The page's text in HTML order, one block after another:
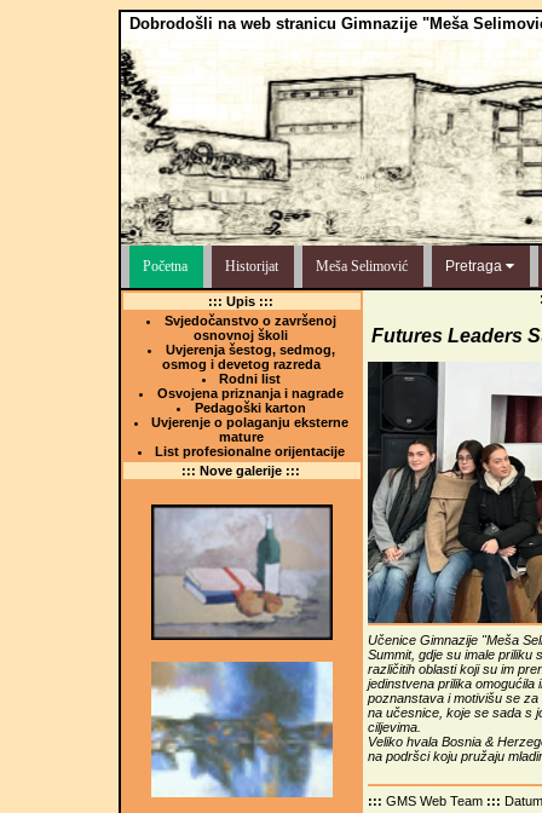
Dobrodošli na web stranicu Gimnazije "Meša
Početna Historijat Meša Selimović Pretraga
::: Upis :::
Svjedočanstvo o završenoj
osnovnoj školi
Uvjerenja šestog, sedmog,
osmog i devetog razreda
Rodni list
Osvojena priznanja i nagrade
Pedagoški karton
Uvjerenje o polaganju eksterne
mature
List profesionalne orijentacije
::: Nove galerije :::
Futures Leaders
Učenice Gimnazije "Meša
Summit, gdje su imale priliku
različitih oblasti koji su im
jedinstvena prilika
poznanstava i motivišu se
na učesnice, koje se sada s
ciljevima.
Veliko hvala Bosnia &
na podršci koju pružaju
::: GMS Web Team :::